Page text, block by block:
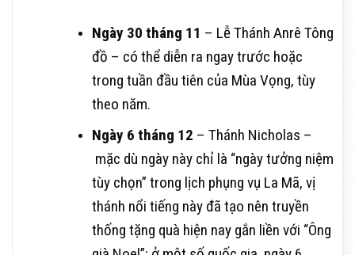
Ngày 30 tháng 11 – Lễ Thánh Anrê Tông
đồ – có thể diễn ra ngay trước hoặc
trong tuần đầu tiên của Mùa Vọng, tùy
theo năm.
Ngày 6 tháng 12 – Thánh Nicholas –
mặc dù ngày này chỉ là “ngày tưởng niệm
tùy chọn” trong lịch phụng vụ La Mã, vị
thánh nổi tiếng này đã tạo nên truyền
thống tặng quà hiện nay gắn liền với “Ông